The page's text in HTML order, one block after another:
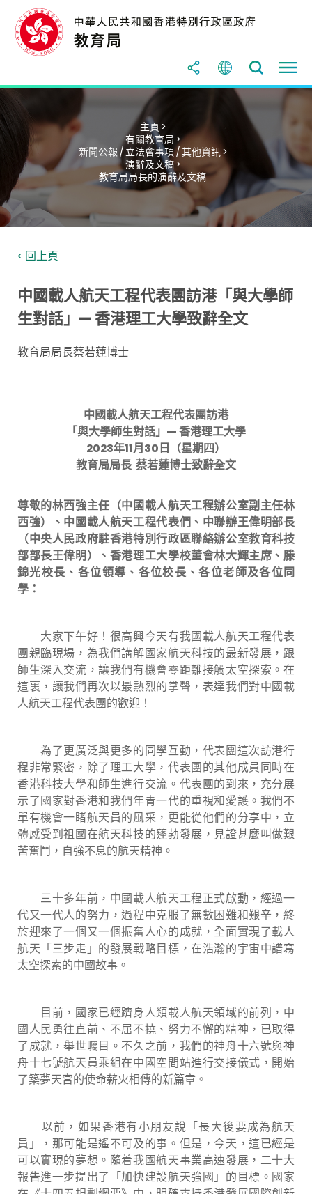
主頁 >
有關教育局 >
新聞公報 / 立法會事項 / 其他資訊 >
演辭及文稿 >
教育局局長的演辭及文稿
< 回上頁
中國載人航天工程代表團訪港「與大學師
生對話」— 香港理工大學致辭全文
教育局局長蔡若蓮博士
中國載人航天工程代表團訪港
「與大學師生對話」— 香港理工大學
2023年11月30日（星期四）
教育局局長 蔡若蓮博士致辭全文
尊敬的林西強主任（中國載人航天工程辦公室副主任林
西強）、中國載人航天工程代表們、中聯辦王偉明部長
（中央人民政府駐香港特別行政區聯絡辦公室教育科技
部部長王偉明）、香港理工大學校董會林大輝主席、滕
錦光校長、各位領導、各位校長、各位老師及各位同
學：
大家下午好！很高興今天有我國載人航天工程代表
團親臨現場，為我們講解國家航天科技的最新發展，跟
師生深入交流，讓我們有機會零距離接觸太空探索。在
這裏，讓我們再次以最熱烈的掌聲，表達我們對中國載
人航天工程代表團的歡迎！
為了更廣泛與更多的同學互動，代表團這次訪港行
程非常緊密，除了理工大學，代表團的其他成員同時在
香港科技大學和師生進行交流。代表團的到來，充分展
示了國家對香港和我們年青一代的重視和愛護。我們不
單有機會一睹航天員的風采，更能從他們的分享中，立
體感受到祖國在航天科技的蓬勃發展，見證甚麼叫做艱
苦奮鬥，自強不息的航天精神。
三十多年前，中國載人航天工程正式啟動，經過一
代又一代人的努力，過程中克服了無數困難和艱辛，終
於迎來了一個又一個振奮人心的成就，全面實現了載人
航天「三步走」的發展戰略目標，在浩瀚的宇宙中譜寫
太空探索的中國故事。
目前，國家已經躋身人類載人航天領域的前列，中
國人民勇往直前、不屈不撓、努力不懈的精神，已取得
了成就，舉世矚目。不久之前，我們的神舟十六號與神
舟十七號航天員乘組在中國空間站進行交接儀式，開始
了築夢天宮的使命薪火相傳的新篇章。
以前，如果香港有小朋友說「長大後要成為航天
員」，那可能是遙不可及的事。但是，今天，這已經是
可以實現的夢想。隨着我國航天事業高速發展，二十大
報告進一步提出了「加快建設航天強國」的目標。國家